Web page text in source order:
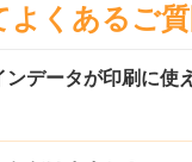
よくあるご質
ンデータが印刷に使